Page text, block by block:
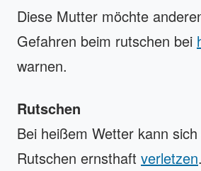
Diese Mutter möchte
Gefahren beim rutschen bei
warnen.
Rutschen
Bei heißem Wetter kann
Rutschen ernsthaft verletzen